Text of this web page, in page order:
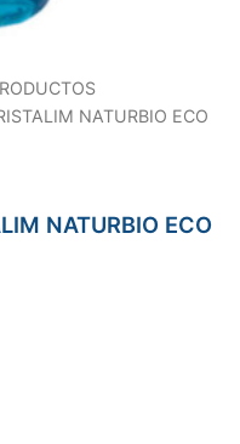
NATURBIO ECO
NATURBIO ECO